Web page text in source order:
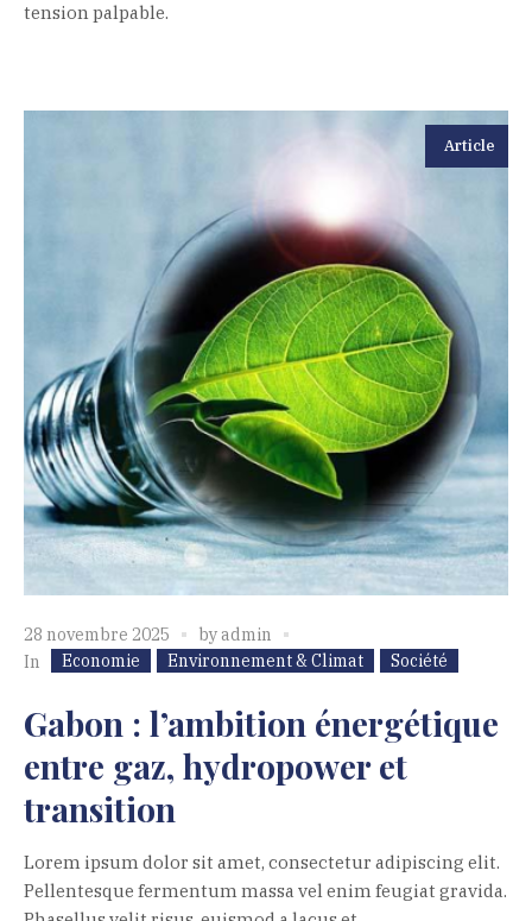
tension palpable.
Article
28 novembre 2025 byadmin
In
Economie Environnement & Climat Société
Gabon : l’ambition énergétique
entre gaz, hydropower et
transition
Lorem ipsum dolor sit amet, consectetur adipiscing elit.
Pellentesque fermentum massa vel enim feugiat gravida.